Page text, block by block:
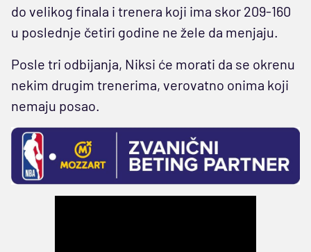
do velikog finala i trenera koji ima skor 209-160
u poslednje četiri godine ne žele da menjaju.
Posle tri odbijanja, Niksi će morati da se okrenu
nekim drugim trenerima, verovatno onima koji
nemaju posao.